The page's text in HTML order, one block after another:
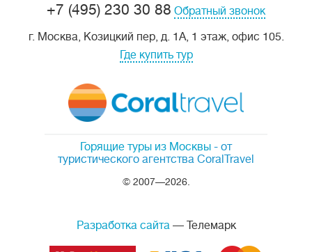
Горящие туры из Москвы - от
туристического агентства CoralTravel
© 2007—2026.
+7 (495) 230 30 88 Обратный звонок
г. Москва, Козицкий пер, д. 1А, 1 этаж, офис 105.
Где купить тур
Разработка сайта— Телемарк